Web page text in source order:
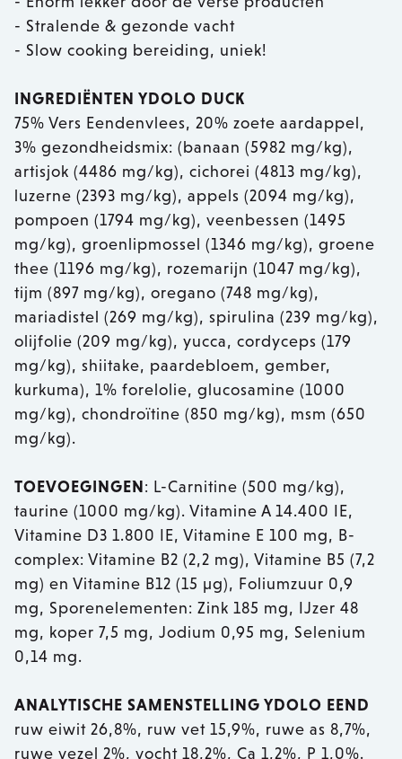
- Stralende & gezonde vacht
- Slow cooking bereiding, uniek!
INGREDIËNTEN YDOLO DUCK
75% Vers Eendenvlees, 20% zoete aardappel,
3% gezondheidsmix: (banaan (5982 mg/kg),
artisjok (4486 mg/kg), cichorei (4813 mg/kg),
luzerne (2393 mg/kg), appels (2094 mg/kg),
pompoen (1794 mg/kg), veenbessen (1495
mg/kg), groenlipmossel (1346 mg/kg), groene
thee (1196 mg/kg), rozemarijn (1047 mg/kg),
tijm (897 mg/kg), oregano (748 mg/kg),
mariadistel (269 mg/kg), spirulina (239 mg/kg),
olijfolie (209 mg/kg), yucca, cordyceps (179
mg/kg), shiitake, paardebloem, gember,
kurkuma), 1% forelolie, glucosamine (1000
mg/kg), chondroïtine (850 mg/kg), msm (650
mg/kg).
TOEVOEGINGEN : L-Carnitine (500 mg/kg),
taurine (1000 mg/kg). Vitamine A 14.400 IE,
Vitamine D3 1.800 IE, Vitamine E 100 mg, B-
complex: Vitamine B2 (2,2 mg), Vitamine B5 (7,2
mg) en Vitamine B12 (15 µg), Foliumzuur 0,9
mg, Sporenelementen: Zink 185 mg, IJzer 48
mg, koper 7,5 mg, Jodium 0,95 mg, Selenium
0,14 mg.
ANALYTISCHE SAMENSTELLING YDOLO EEND
ruw eiwit 26,8%, ruw vet 15,9%, ruwe as 8,7%,
ruwe vezel 2%, vocht 18,2%, Ca 1,2%, P 1,0%.